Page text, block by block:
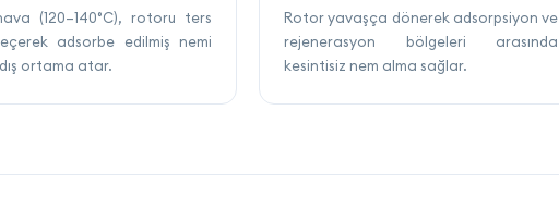
hava (120–140°C), rotoru ters
adsorbe edilmiş nemi
ortama atar.
Rotor yavaşça dönerek adsorpsiyon ve
rejenerasyon bölgeleri arasında
kesintisiz nem alma sağlar.